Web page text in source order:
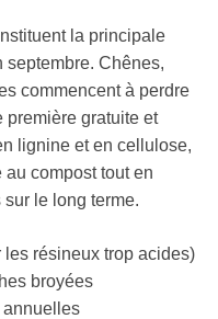
la principale
Chênes,
commencent à perdre
première gratuite et
lignine et en cellulose,
compost tout en
le long terme.
résineux trop acides)
broyées
annuelles